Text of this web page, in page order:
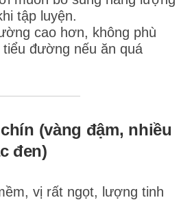
tập luyện.
cao hơn, không phù
đường nếu ăn quá
(vàng đậm, nhiều
đen)
vị rất ngọt, lượng tinh